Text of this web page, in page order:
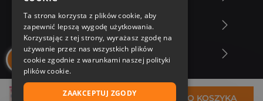
55,99 zł DO KOSZYKA
Nasza oferta
Nasi autorzy
Ta strona korzysta z plików cookie, aby
zapewnić lepszą wygodę użytkowania.
Korzystając z tej strony, wyrażasz zgodę na
używanie przez nas wszystkich plików
cookie zgodnie z warunkami naszej polityki
plików cookie.
ZAAKCEPTUJ ZGODY